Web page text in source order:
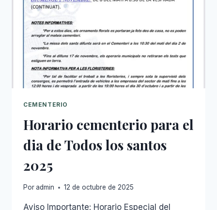
CEMENTERIO
Horario cementerio para el
dia de Todos los santos
2025
Poradmin 12 de octubre de 2025
Aviso Importante: Horario Especial del